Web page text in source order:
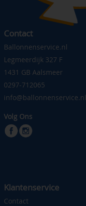
Contact
Ballonnenservice.nl
Legmeerdijk 327 F
1431 GB Aalsmeer
0297-712065
info@ballonnenservice.nl
Volg Ons
Klantenservice
Contact